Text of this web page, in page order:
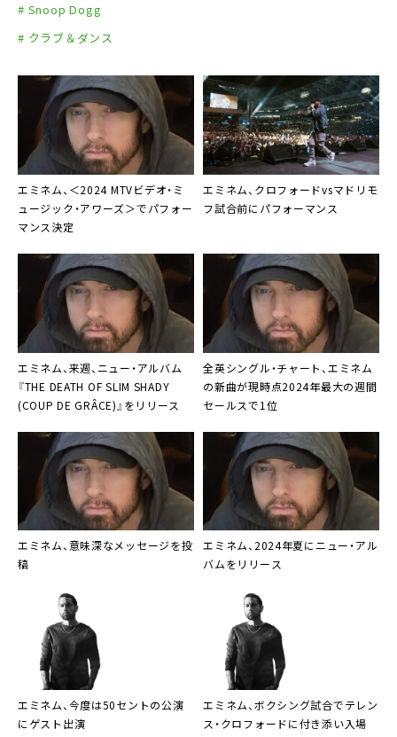
# Snoop Dogg
# クラブ＆ダンス
エミネム、＜2024 MTVビデオ・ミ
ュージック・アワーズ＞でパフォー
マンス決定
エミネム、クロフォードvsマドリモ
フ試合前にパフォーマンス
エミネム、来週、ニュー・アルバム
『THE DEATH OF SLIM SHADY
(COUP DE GRÂCE)』をリリース
全英シングル・チャート、エミネム
の新曲が現時点2024年最大の週間
セールスで1位
エミネム、意味深なメッセージを投
稿
エミネム、2024年夏にニュー・アル
バムをリリース
エミネム、今度は50セントの公演
にゲスト出演
エミネム、ボクシング試合でテレン
ス・クロフォードに付き添い入場